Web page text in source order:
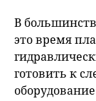
В
это время
готовить к